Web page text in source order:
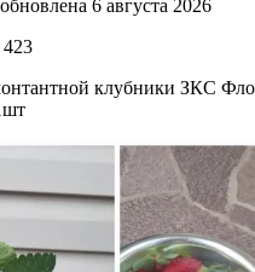
6 августа 2026
клубники ЗКС